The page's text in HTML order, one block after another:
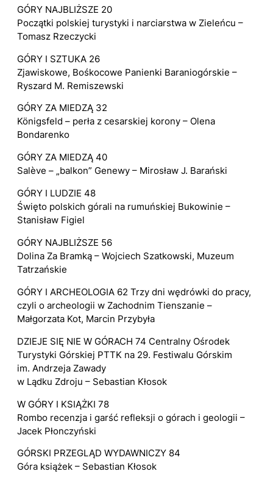
GÓRY NAJBLIŻSZE 20
Początki polskiej turystyki i narciarstwa w Zieleńcu –
Tomasz Rzeczycki
GÓRY I SZTUKA 26
Zjawiskowe, Bośkocowe Panienki Baraniogórskie –
Ryszard M. Remiszewski
GÓRY ZA MIEDZĄ 32
Königsfeld – perła z cesarskiej korony – Olena
Bondarenko
GÓRY ZA MIEDZĄ 40
Salève – „balkon” Genewy – Mirosław J. Barański
GÓRY I LUDZIE 48
Święto polskich górali na rumuńskiej Bukowinie –
Stanisław Figiel
GÓRY NAJBLIŻSZE 56
Dolina Za Bramką – Wojciech Szatkowski, Muzeum
Tatrzańskie
GÓRY I ARCHEOLOGIA 62 Trzy dni wędrówki do pracy,
czyli o archeologii w Zachodnim Tienszanie –
Małgorzata Kot, Marcin Przybyła
DZIEJE SIĘ NIE W GÓRACH 74 Centralny Ośrodek
Turystyki Górskiej PTTK na 29. Festiwalu Górskim
im. Andrzeja Zawady
w Lądku Zdroju – Sebastian Kłosok
W GÓRY I KSIĄŻKI 78
Rombo recenzja i garść refleksji o górach i geologii –
Jacek Płonczyński
GÓRSKI PRZEGLĄD WYDAWNICZY 84
Góra książek – Sebastian Kłosok